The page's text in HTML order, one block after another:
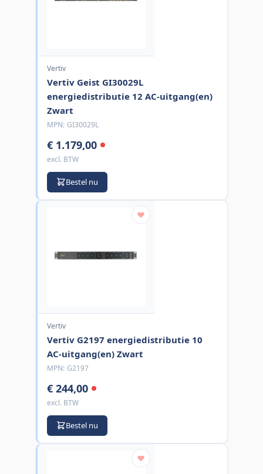
Vertiv
Vertiv Geist GI30029L
energiedistributie 12 AC-uitgang(en)
Zwart
MPN: GI30029L
€ 1.179,00
excl. BTW
Bestel nu
Vertiv
Vertiv G2197 energiedistributie 10
AC-uitgang(en) Zwart
MPN: G2197
€ 244,00
excl. BTW
Bestel nu